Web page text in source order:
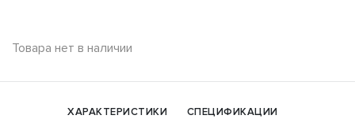
Товара нет в наличии
ХАРАКТЕРИСТИКИ СПЕЦИФИКАЦИИ